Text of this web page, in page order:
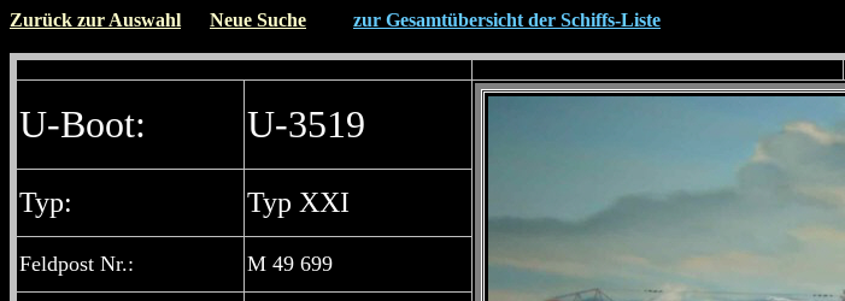
Zurück zur Auswahl Neue Suche
zur Gesamtübersicht der Schiffs-Liste
U-Boot: U-3519
Typ: Typ XXI
Feldpost Nr.: M 49 699